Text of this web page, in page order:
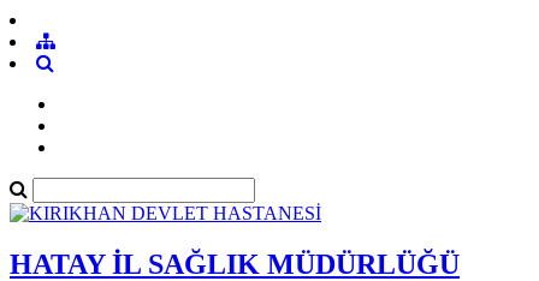
HATAY İL SAĞLIK MÜDÜRLÜĞÜ